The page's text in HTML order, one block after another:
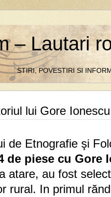
– Lautari
STIRI, POVESTIRI SI
lui Gore Ionescu
de Etnografie şi
de piese cu Gore
atare, au fost
rural. In primul